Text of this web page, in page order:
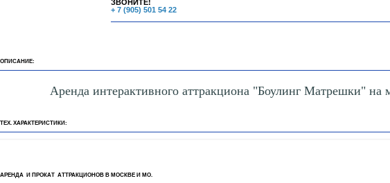
ЗВОНИТЕ!
+ 7 (905) 501 54 22
ОПИСАНИЕ:
Аренда интерактивного аттракциона "Боулинг Матрешки" на
ТЕХ. ХАРАКТЕРИСТИКИ:
АРЕНДА И ПРОКАТ АТТРАКЦИОНОВ В МОСКВЕ И МО.